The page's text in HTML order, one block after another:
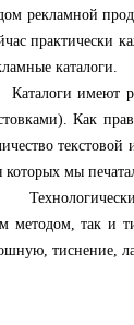
рекламной
практически
каталоги.
имеют
Как
которых мы
методом, так
тиснение,